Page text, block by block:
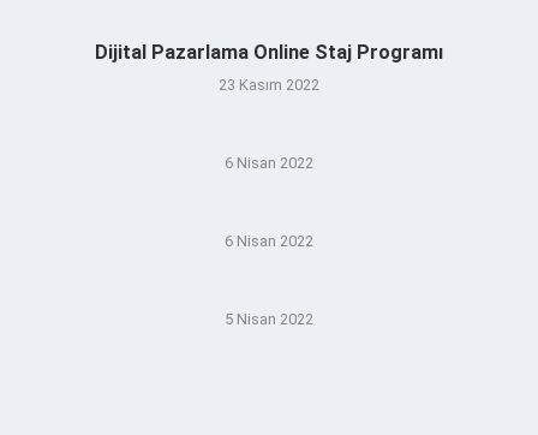
Dijital Pazarlama Online Staj Programı
23 Kasım 2022
6 Nisan 2022
6 Nisan 2022
5 Nisan 2022